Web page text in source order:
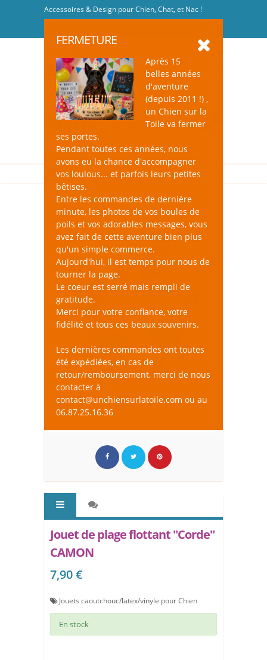
Accessoires & Design pour Chien, Chat, et Nac !
FERMETURE
Après 15
belles années
d'aventure
(depuis 2011 !) ,
un Chien sur la
Toile va fermer
ses portes.
Pendant toutes ces années, nous
avons eu la chance d'accompagner
vos loulous... et parfois leurs petites
bêtises.
Entre les commandes de dernière
minute, les photos de vos boules de
poils et vos adorables messages, vous
avez fait de cette aventure bien plus
qu'un simple commerce.
Aujourd'hui, il est temps pour nous de
tourner la page.
Le coeur est serré mais rempli de
gratitude.
Merci pour votre confiance, votre
fidélité et tous ces beaux souvenirs.
Les dernières commandes ont toutes
été expédiées, en cas de
retour/remboursement, merci de nous
contacter à
contact@unchiensurlatoile.com ou au
06.87.25.16.36
Jouet de plage flottant "Corde"
CAMON
7,90 €
Jouets caoutchouc/latex/vinyle pour Chien
En stock